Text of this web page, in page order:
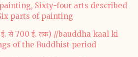
Sixty-four arts described
parts of painting
ई. से 700 ई. तक) //bauddha kaal ki
of the Buddhist period